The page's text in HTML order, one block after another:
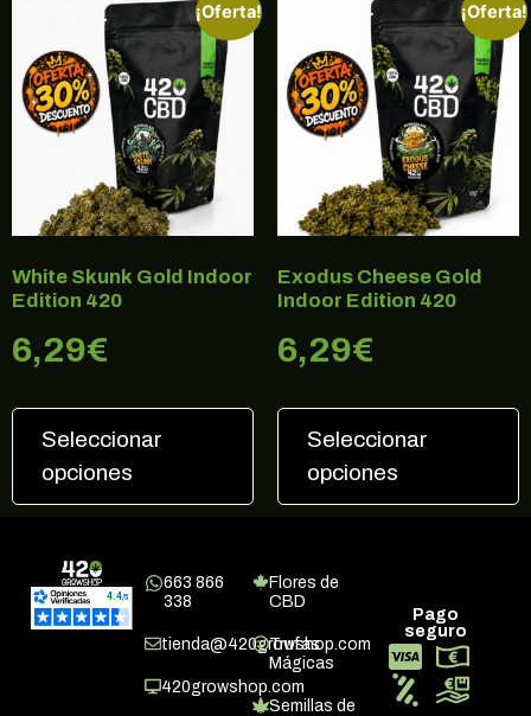
¡Oferta!
White Skunk Gold Indoor
Edition 420
6,29€
Seleccionar
opciones
¡Oferta!
Exodus Cheese Gold
Indoor Edition 420
6,29€
Seleccionar
opciones
663 866
338
tienda@420growshop.com
420growshop.com
Flores de
CBD
Trufas
Mágicas
Semillas de
Pago
seguro